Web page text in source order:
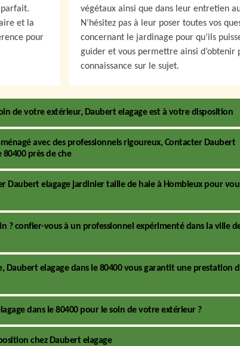
et la
pour
végétaux ainsi que dans leur entretien
N’hésitez pas à leur poser toutes vos
concernant le jardinage pour qu’ils
guider et vous permettre ainsi d’obtenir
connaissance sur le sujet.
de votre extérieur, Daubert elagage est à votre disposition
avec des professionnels rigoureux, Contacter Daubert
près de che
Daubert elagage jardinier taille de haie à Hombleux pour
? confier-vous à un professionnel expérimenté dans la ville
Daubert elagage dans le 80400 vous garantit une prestation
dans le 80400 pour le soin de votre extérieur ?
chez Daubert elagage